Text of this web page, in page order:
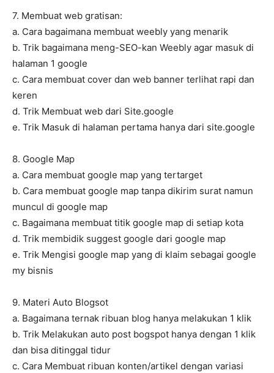
7. Membuat web gratisan:
a. Cara bagaimana membuat weebly yang menarik
b. Trik bagaimana meng-SEO-kan Weebly agar masuk di
halaman 1 google
c. Cara membuat cover dan web banner terlihat rapi dan
keren
d. Trik Membuat web dari Site.google
e. Trik Masuk di halaman pertama hanya dari site.google
8. Google Map
a. Cara membuat google map yang tertarget
b. Cara membuat google map tanpa dikirim surat namun
muncul di google map
c. Bagaimana membuat titik google map di setiap kota
d. Trik membidik suggest google dari google map
e. Trik Mengisi google map yang di klaim sebagai google
my bisnis
9. Materi Auto Blogsot
a. Bagaimana ternak ribuan blog hanya melakukan 1 klik
b. Trik Melakukan auto post bogspot hanya dengan 1 klik
dan bisa ditinggal tidur
c. Cara Membuat ribuan konten/artikel dengan variasi